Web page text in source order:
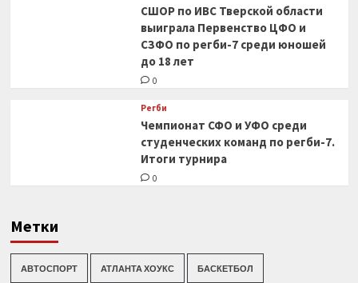
СШОР по ИВС Тверской области
выиграла Первенство ЦФО и
СЗФО по регби-7 среди юношей
до 18 лет
0
Регби
Чемпионат СФО и УФО среди
студенческих команд по регби-7.
Итоги турнира
0
Метки
АВТОСПОРТ АТЛАНТА ХОУКС БАСКЕТБОЛ